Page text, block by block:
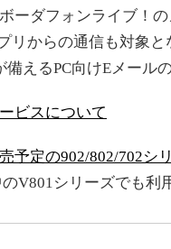
ーダフォンライブ！
リからの通信も対象
えるPC向けEメール
ビスについて
予定の902/802/702シ
V801シリーズでも利